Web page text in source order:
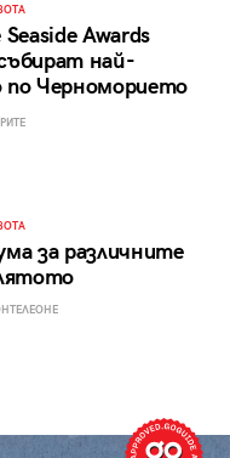
Awards
най-
по Черноморието
за различните